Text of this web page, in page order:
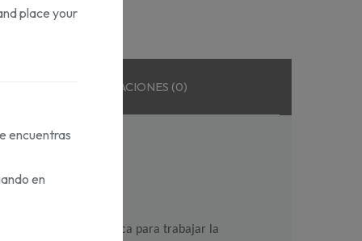
VALORACIONES (0)
cápsulas de fonética para trabajar la
place your
encuentras
en